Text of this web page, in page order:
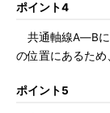
ポイント4
共通軸線A―Bに
の位置にあるため
ポイント5